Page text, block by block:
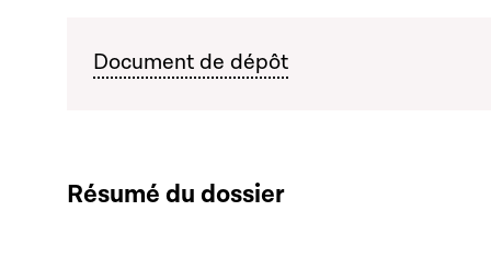
Document de dépôt
Résumé du dossier